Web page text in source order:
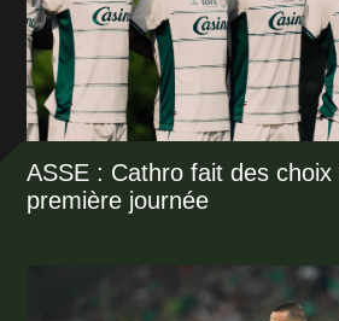
ASSE : Cathro fait des
première journée